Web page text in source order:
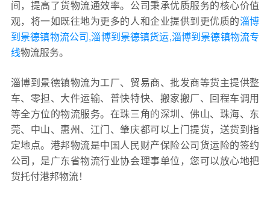
间，提高了货物流通效率。公司秉承优质服务的核心价值
观，将一如既往地为更多的人和企业提供到更优质的淄博
到景德镇物流公司,淄博到景德镇货运,淄博到景德镇物流专
线物流服务。
淄博到景德镇物流为工厂、贸易商、批发商等货主提供整
车、零担、大件运输、普快特快、搬家搬厂、回程车调用
等全方位的物流服务。在珠三角的深圳、佛山、珠海、东
莞、中山、惠州、江门、肇庆都可以上门提货，送货到指
定地点。港邦物流是中国人民财产保险公司货运险的签约
公司，是广东省物流行业协会理事单位，您可以放心地把
货托付港邦物流！